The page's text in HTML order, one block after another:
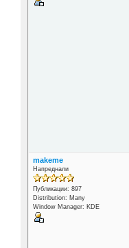
makeme
Напреднали
Публикации: 897
Distribution: Many
Window Manager: KDE